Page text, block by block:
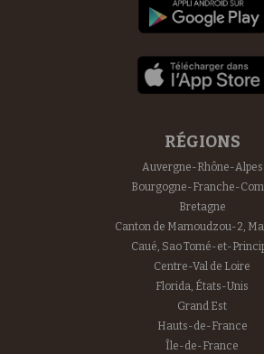
RÉGIONS
Auvergne-Rhône-Alpes
Bourgogne-Franche-
Bretagne
Canton de Mamoudzou-2,
Caué, Sao Tomé-et-
Centre-Val de Loire
Florida, États-Unis
Grand Est
Hauts-de-France
Île-de-France